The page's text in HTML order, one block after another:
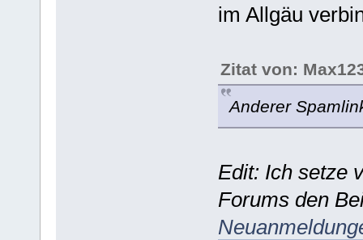
im Allgäu
Zitat von:
Anderer
Edit: Ich setze
Forums den